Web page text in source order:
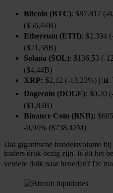
Bitcoin (BTC): $87.817 (-
($56,44B)
Ethereum (ETH): $2.394
($21,58B)
Solana (SOL): $136,53 (-
($4,44B)
XRP: $2,12 (-13,23%) |
Dogecoin (DOGE): $0,20
($1,83B)
Binance Coin (BNB):
-0,94% ($738,42M)
Dat gigantische handelsvolume bij
traders druk bezig zijn. Is dit het
verdere duik naar beneden? De